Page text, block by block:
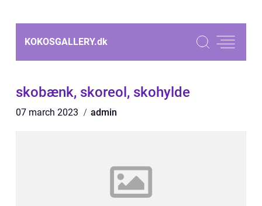
KOKOSGALLERY.dk
skobænk, skoreol, skohylde
07 march 2023 admin